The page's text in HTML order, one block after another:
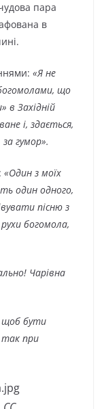
пара
в
«Я не
що
в Західній
і, здається,
гумор».
«Один з моїх
один одного,
пісню з
богомола,
Чарівна
щоб бути
так при